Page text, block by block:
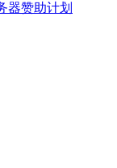
器赞助计划